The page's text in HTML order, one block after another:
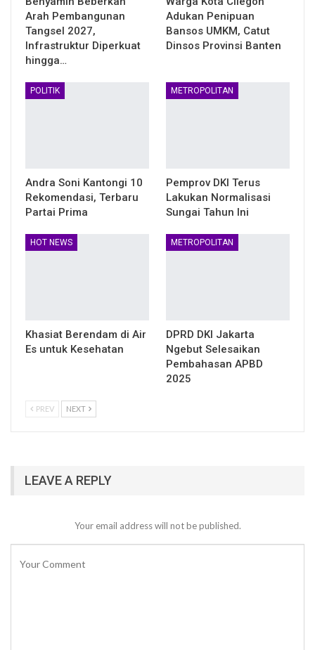
Arah Pembangunan
Tangsel 2027,
Infrastruktur Diperkuat
hingga…
Adukan Penipuan
Bansos UMKM, Catut
Dinsos Provinsi Banten
POLITIK
Andra Soni Kantongi 10
Rekomendasi, Terbaru
Partai Prima
METROPOLITAN
Pemprov DKI Terus
Lakukan Normalisasi
Sungai Tahun Ini
HOT NEWS
Khasiat Berendam di Air
Es untuk Kesehatan
METROPOLITAN
DPRD DKI Jakarta
Ngebut Selesaikan
Pembahasan APBD
2025
PREV NEXT
LEAVE A REPLY
Your email address will not be published.